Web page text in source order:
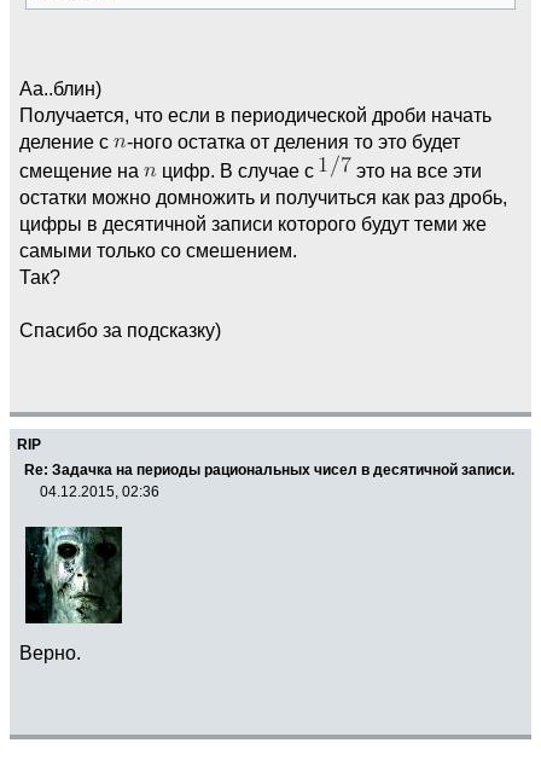
Аа..блин)
Получается, что если в периодической дроби начать
деление с
-ного остатка от деления то это будет
смещение на
цифр. В случае с
это на все эти
остатки можно домножить и получиться как раз дробь,
цифры в десятичной записи которого будут теми же
самыми только со смешением.
Так?
Спасибо за подсказку)
RIP
Re: Задачка на периоды рациональных чисел в десятичной записи.
04.12.2015, 02:36
Верно.